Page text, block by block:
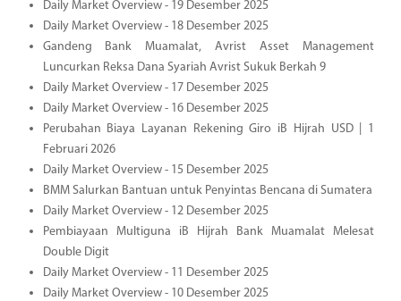
Daily Market Overview - 19 Desember 2025
Daily Market Overview - 18 Desember 2025
Gandeng Bank Muamalat, Avrist Asset Management
Luncurkan Reksa Dana Syariah Avrist Sukuk Berkah 9
Daily Market Overview - 17 Desember 2025
Daily Market Overview - 16 Desember 2025
Perubahan Biaya Layanan Rekening Giro iB Hijrah USD | 1
Februari 2026
Daily Market Overview - 15 Desember 2025
BMM Salurkan Bantuan untuk Penyintas Bencana di Sumatera
Daily Market Overview - 12 Desember 2025
Pembiayaan Multiguna iB Hijrah Bank Muamalat Melesat
Double Digit
Daily Market Overview - 11 Desember 2025
Daily Market Overview - 10 Desember 2025